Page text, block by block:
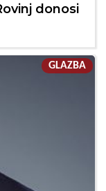
donosi
GLAZBA